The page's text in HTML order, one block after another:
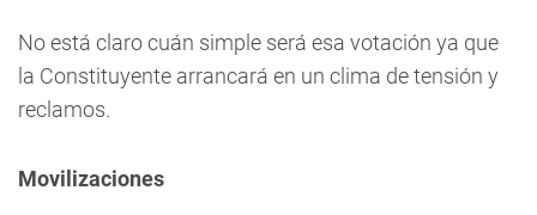
No está claro cuán simple será esa votación ya que
la Constituyente arrancará en un clima de tensión y
reclamos.
Movilizaciones